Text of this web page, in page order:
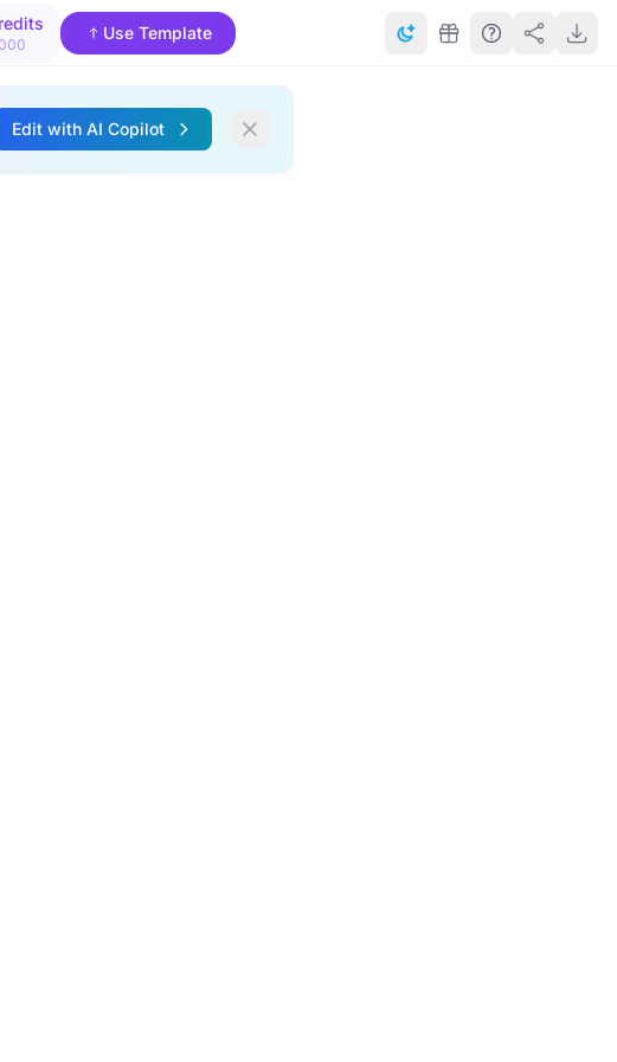
Use Template
Edit with AI Copilot